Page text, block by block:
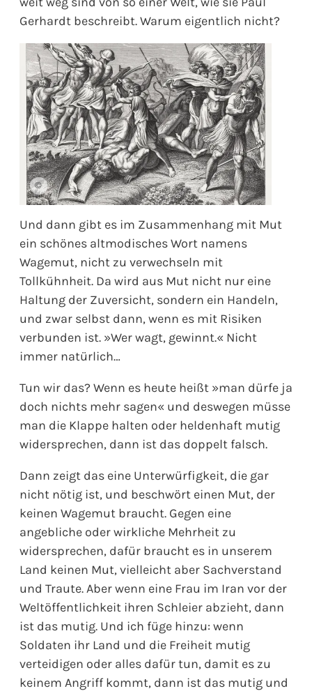
Gerhardt beschreibt. Warum eigentlich nicht?
©
Und dann gibt es im Zusammenhang mit Mut
ein schönes altmodisches Wort namens
Wagemut, nicht zu verwechseln mit
Tollkühnheit. Da wird aus Mut nicht nur eine
Haltung der Zuversicht, sondern ein Handeln,
und zwar selbst dann, wenn es mit Risiken
verbunden ist. »Wer wagt, gewinnt.« Nicht
immer natürlich…
Tun wir das? Wenn es heute heißt »man dürfe ja
doch nichts mehr sagen« und deswegen müsse
man die Klappe halten oder heldenhaft mutig
widersprechen, dann ist das doppelt falsch.
Dann zeigt das eine Unterwürfigkeit, die gar
nicht nötig ist, und beschwört einen Mut, der
keinen Wagemut braucht. Gegen eine
angebliche oder wirkliche Mehrheit zu
widersprechen, dafür braucht es in unserem
Land keinen Mut, vielleicht aber Sachverstand
und Traute. Aber wenn eine Frau im Iran vor der
Weltöffentlichkeit ihren Schleier abzieht, dann
ist das mutig. Und ich füge hinzu: wenn
Soldaten ihr Land und die Freiheit mutig
verteidigen oder alles dafür tun, damit es zu
keinem Angriff kommt, dann ist das mutig und